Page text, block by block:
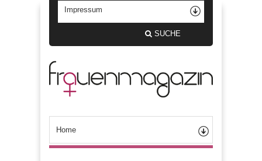
SUCHE